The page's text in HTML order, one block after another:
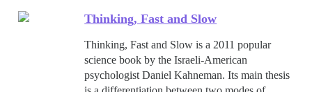
Thinking, Fast and Slow
Thinking, Fast and Slow is a 2011 popular
science book by the Israeli-American
psychologist Daniel Kahneman. Its main thesis